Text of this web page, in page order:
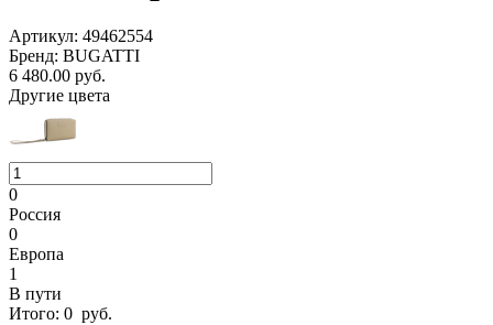
Артикул: 49462554
Бренд: BUGATTI
6 480.00 руб.
Другие цвета
0
Россия
0
Европа
1
В пути
Итого: 0 руб.